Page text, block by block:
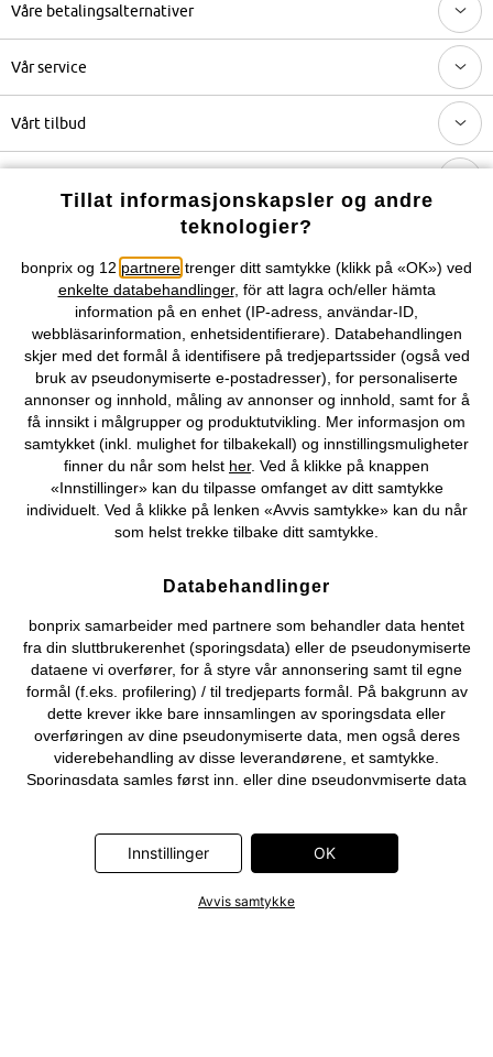
Våre betalingsalternativer
Vår service
Vårt tilbud
Kjøpsvilkår Personopplysninger Cookie-innstillinger
Om Oss Angre kjøp
©2026 bonprix.
Tillat informasjonskapsler og andre
teknologier?
bonprix og 12 partnere trenger ditt samtykke (klikk på «OK») ved
enkelte databehandlinger, för att lagra och/eller hämta
information på en enhet (IP-adress, användar-ID,
webbläsarinformation, enhetsidentifierare). Databehandlingen
skjer med det formål å identifisere på tredjepartssider (også ved
bruk av pseudonymiserte e-postadresser), for personaliserte
annonser og innhold, måling av annonser og innhold, samt for å
få innsikt i målgrupper og produktutvikling. Mer informasjon om
samtykket (inkl. mulighet for tilbakekall) og innstillingsmuligheter
finner du når som helst her. Ved å klikke på knappen
«Innstillinger» kan du tilpasse omfanget av ditt samtykke
individuelt. Ved å klikke på lenken «Avvis samtykke» kan du når
som helst trekke tilbake ditt samtykke.
Databehandlinger
bonprix samarbeider med partnere som behandler data hentet
fra din sluttbrukerenhet (sporingsdata) eller de pseudonymiserte
dataene vi overfører, for å styre vår annonsering samt til egne
formål (f.eks. profilering) / til tredjeparts formål. På bakgrunn av
dette krever ikke bare innsamlingen av sporingsdata eller
overføringen av dine pseudonymiserte data, men også deres
viderebehandling av disse leverandørene, et samtykke.
Sporingsdata samles først inn, eller dine pseudonymiserte data
Adjust GmbH, Criteo SA, Flowbox AB, Google Ireland Ltd, Hurra
Communications GmbH, ID5 Technology Ltd, Meta Platforms
Ltd, RTB-House GmbH, Snap Group Ltd, TikTok Information
Innstillinger OK
Avvis samtykke